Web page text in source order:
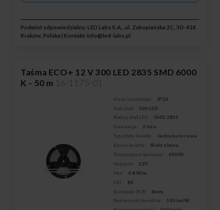
Podmiot odpowiedzialny: LED Labs S.A., ul. Zakopiańska 2C, 30-418
Kraków, Polska | Kontakt: info@led-labs.pl
Taśma ECO+ 12 V 300 LED 2835 SMD 6000
K - 50 m 16-1175-01
Klasa szczelności:
IP20
Ilość diod:
300 LED
Rodzaj diod LED:
SMD 2835
Gwarancja:
2 lata
Typ źródła światła:
Jednokolorowe
Barwa światła:
Biała zimna
Temperatura barwowa:
6000K
Napięcie:
12V
Moc:
4,8 W/m
CRI:
80
Szerokość PCB:
8mm
Skuteczność świetlna:
105 lm/W